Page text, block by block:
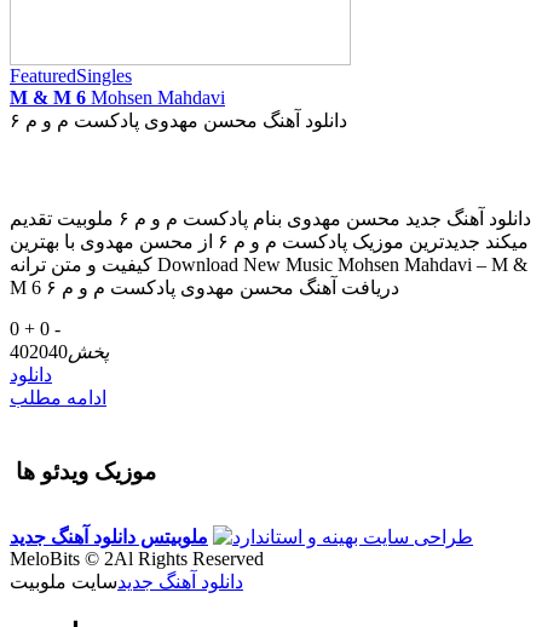
FeaturedSingles
M & M 6 Mohsen Mahdavi
دانلود آهنگ محسن مهدوی پادکست م و م ۶
دانلود آهنگ جدید محسن مهدوی بنام پادکست م و م ۶ ملوبیت تقدیم
میکند جدیدترین موزیک پادکست م و م ۶ از محسن مهدوی با بهترین
کیفیت و متن ترانه Download New Music Mohsen Mahdavi – M &
M 6 دریافت آهنگ محسن مهدوی پادکست م و م ۶
0 + 0 -
پخش402040
دانلود
ادامه مطلب
موزیک ویدئو ها
ملوبیتس دانلود آهنگ جدید
MeloBits © 2Al Rights Reserved
دانلود آهنگ جدیدسایت ملوبیت